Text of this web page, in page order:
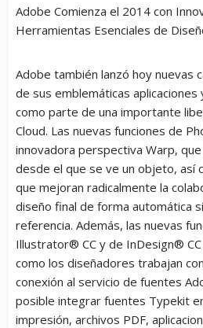
Adobe Comienza el 2014 con
Herramientas Esenciales de
Adobe también lanzó hoy nuevas
de sus emblemáticas
como parte de una importante
Cloud. Las nuevas funciones de
innovadora perspectiva Warp,
desde el que se ve un objeto, así
que mejoran radicalmente la
diseño final de forma automática
referencia. Además, las nuevas
Illustrator® CC y de InDesign®
como los diseñadores trabajan
conexión al servicio de fuentes
posible integrar fuentes Typekit
impresión, archivos PDF,